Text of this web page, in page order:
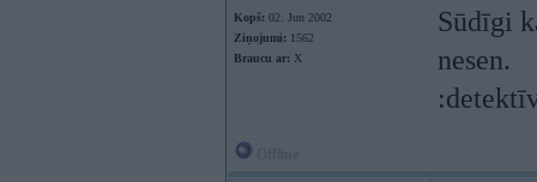
Kopš: 02. Jun 2002
Ziņojumi: 1562
Braucu ar: X
Sūdīgi
nesen.